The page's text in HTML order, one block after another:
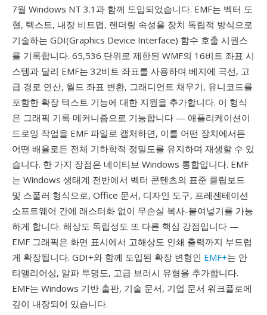
7월 Windows NT 3.1과 함께 도입되었습니다. EMF는 벡터 도
형, 텍스트, 내장 비트맵, 렌더링 속성을 장치 독립적 방식으로
기술하는 GDI(Graphics Device Interface) 함수 호출 시퀀스
를 기록합니다. 65,536 단위로 제한된 WMF의 16비트 좌표 시
스템과 달리 EMF는 32비트 좌표를 사용하며 베지에 곡선, 고
급 경로 연산, 월드 좌표 변환, 그래디언트 채우기, 유니코드를
포함한 확장 텍스트 기능에 대한 지원을 추가합니다. 이 형식
은 그래픽 기록 메커니즘으로 기능합니다 — 애플리케이션이
드로잉 작업을 EMF 파일로 캡처하면, 이를 어떤 장치에서든
어떤 배율로든 전체 기하학적 정밀도를 유지하며 재생할 수 있
습니다. 한 가지 장점은 네이티브 Windows 통합입니다. EMF
는 Windows 생태계 전반에서 벡터 콘텐츠의 표준 클립보드
및 스풀러 형식으로, Office 문서, 디자인 도구, 프레젠테이션
소프트웨어 간에 래스터화 없이 무손실 복사-붙여넣기를 가능
하게 합니다. 해상도 독립성도 또 다른 핵심 강점입니다 —
EMF 그래픽은 화면 표시에서 고해상도 인쇄 출력까지 부드럽
게 확장됩니다. GDI+와 함께 도입된 확장 변형인 EMF+는 안
티앨리어싱, 알파 투명도, 고급 브러시 유형을 추가합니다.
EMF는 Windows 기반 출판, 기술 문서, 기업 문서 워크플로에
깊이 내장되어 있습니다.